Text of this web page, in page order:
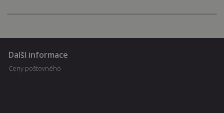
Další informace
Ceny poštovného